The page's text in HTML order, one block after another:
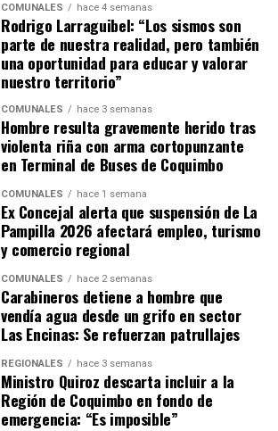
COMUNALES hace 4 semanas
Rodrigo Larraguibel: “Los sismos son
parte de nuestra realidad, pero también
una oportunidad para educar y valorar
nuestro territorio”
COMUNALES hace 3 semanas
Hombre resulta gravemente herido tras
violenta riña con arma cortopunzante
en Terminal de Buses de Coquimbo
COMUNALES hace 1 semana
Ex Concejal alerta que suspensión de La
Pampilla 2026 afectará empleo, turismo
y comercio regional
COMUNALES hace 2 semanas
Carabineros detiene a hombre que
vendía agua desde un grifo en sector
Las Encinas: Se refuerzan patrullajes
REGIONALES hace 3 semanas
Ministro Quiroz descarta incluir a la
Región de Coquimbo en fondo de
emergencia: “Es imposible”